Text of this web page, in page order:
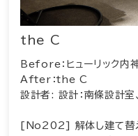
the C
Before：ヒューリック内
After：the C
設計者: 設計：南條設計室
[No202] 解体し建て替